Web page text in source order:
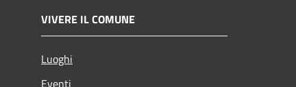
VIVERE IL COMUNE
Luoghi
Eventi